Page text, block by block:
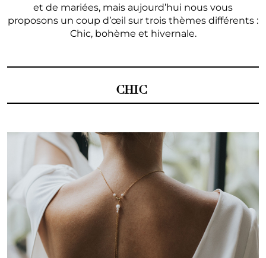
et de mariées, mais aujourd’hui nous vous
proposons un coup d’œil sur trois thèmes différents :
Chic, bohème et hivernale.
CHIC